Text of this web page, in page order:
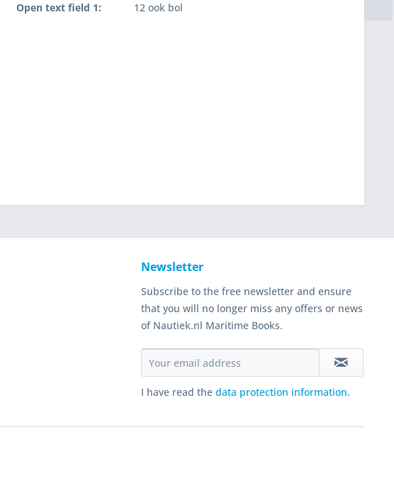
Open text field 1:
12 ook bol
Newsletter
Subscribe to the free newsletter and ensure
that you will no longer miss any offers or news
of Nautiek.nl Maritime Books.
I have read the data protection information.